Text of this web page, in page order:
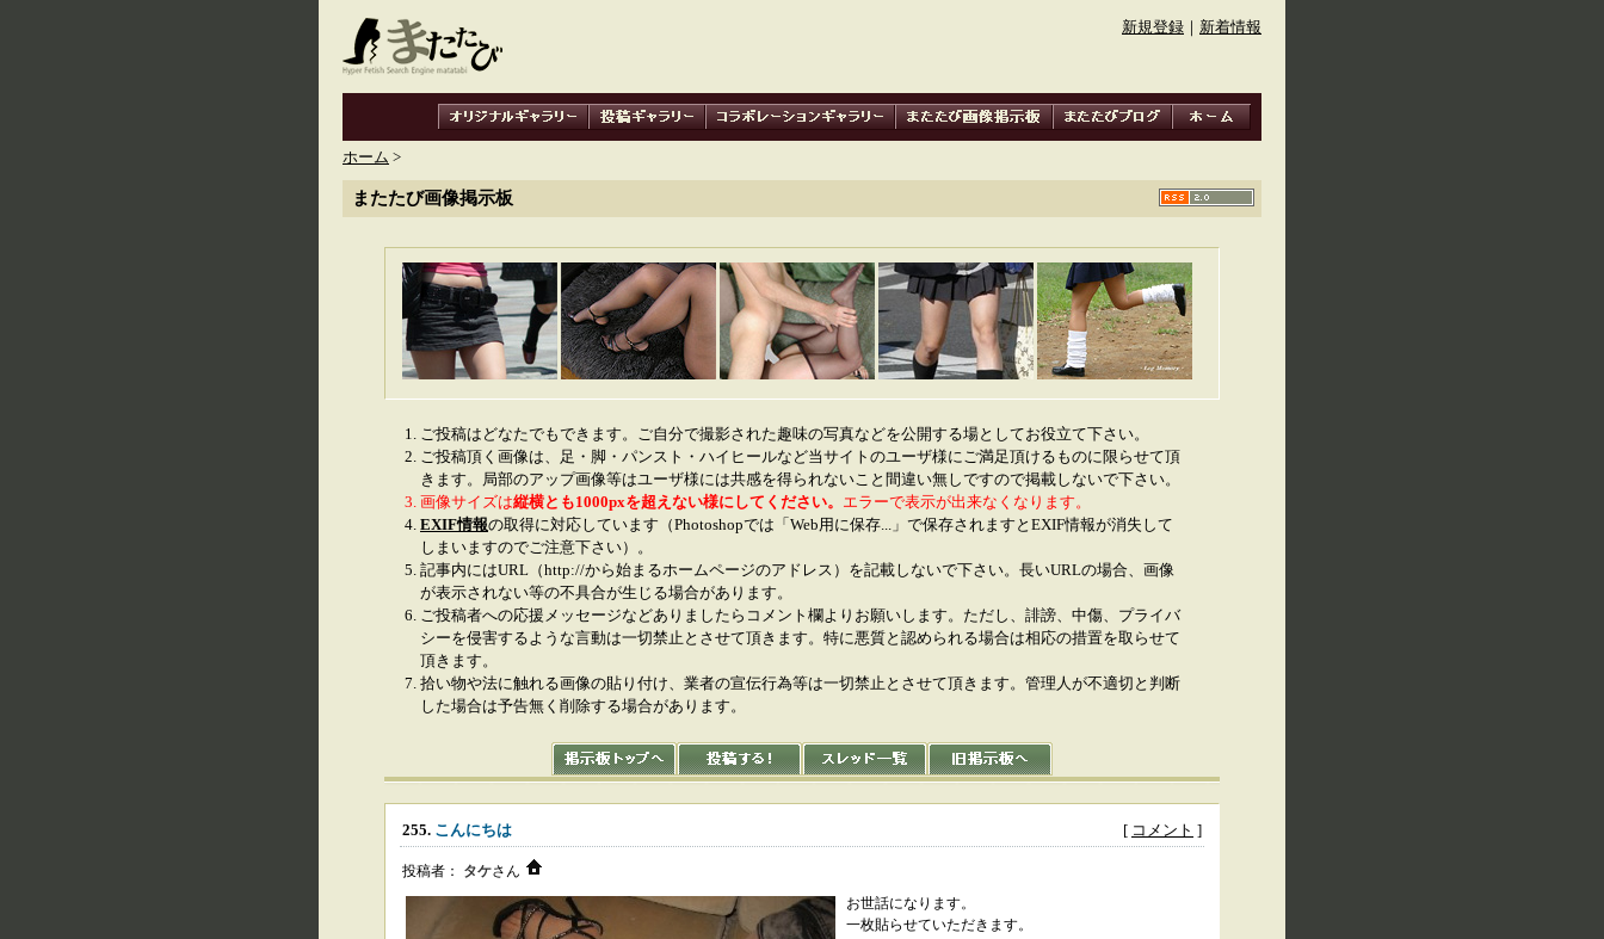
新規登録 新着情報
ホーム >
またたび画像掲示板
ご投稿はどなたでもできます。ご自分で撮影された趣味の写真などを公開する場としてお役立て下さい。
ご投稿頂く画像は、足・脚・パンスト・ハイヒールなど当サイトのユーザ様にご満足頂けるものに限らせて頂
きます。局部のアップ画像等はユーザ様には共感を得られないこと間違い無しですので掲載しないで下さい。
画像サイズは縦横とも1000pxを超えない様にしてください。 エラーで表示が出来なくなります。
EXIF情報の取得に対応しています（Photoshopでは「Web用に保存...」で保存されますとEXIF情報が消失して
しまいますのでご注意下さい）。
記事内にはURL（http://から始まるホームページのアドレス）を記載しないで下さい。長いURLの場合、画像
が表示されない等の不具合が生じる場合があります。
ご投稿者への応援メッセージなどありましたらコメント欄よりお願いします。ただし、誹謗、中傷、プライバ
シーを侵害するような言動は一切禁止とさせて頂きます。特に悪質と認められる場合は相応の措置を取らせて
頂きます。
拾い物や法に触れる画像の貼り付け、業者の宣伝行為等は一切禁止とさせて頂きます。管理人が不適切と判断
した場合は予告無く削除する場合があります。
255. こんにちは [ コメント ]
投稿者： タケさん
お世話になります。
一枚貼らせていただきます。